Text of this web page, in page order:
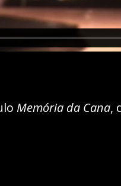
Memória da Cana,